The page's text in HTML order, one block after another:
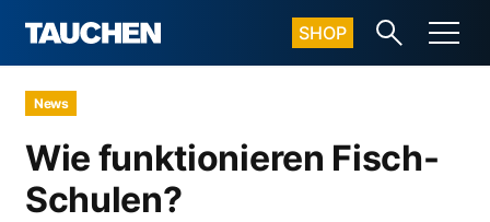
SHOP
News
Wie funktionieren Fisch-
Schulen?